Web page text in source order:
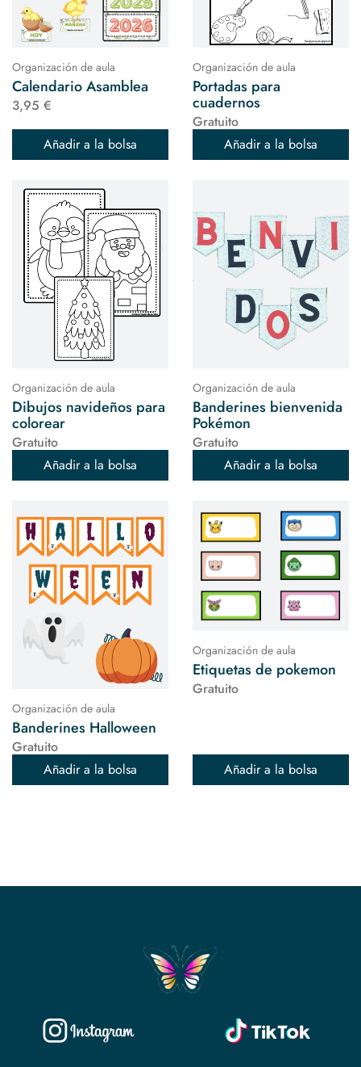
Organización de aula
Calendario Asamblea
3,95 €
Añadir a la bolsa
Organización de aula
Portadas para
cuadernos
Gratuito
Añadir a la bolsa
Organización de aula
Dibujos navideños para
colorear
Gratuito
Añadir a la bolsa
Organización de aula
Banderines bienvenida
Pokémon
Gratuito
Añadir a la bolsa
Organización de aula
Banderines Halloween
Gratuito
Añadir a la bolsa
Organización de aula
Etiquetas de pokemon
Gratuito
Añadir a la bolsa